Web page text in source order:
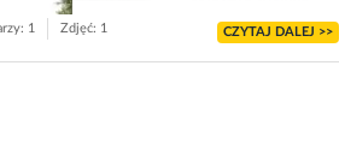
1 Zdjęć: 1 CZYTAJ DALEJ >>